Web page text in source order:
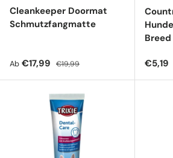
Cleankeeper Doormat
Schmutzfangmatte
Verkaufspreis
Ab €17,99 Normaler Preis
€19,99
Breed
€5,19